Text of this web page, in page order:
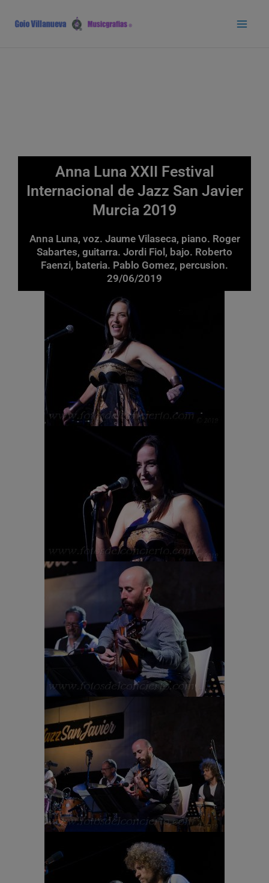
contenido
Anna Luna XXII Festival
Internacional de Jazz San Javier
Murcia 2019
Anna Luna, voz. Jaume Vilaseca, piano. Roger
Sabartes, guitarra. Jordi Fiol, bajo. Roberto
Faenzi, bateria. Pablo Gomez, percusion.
29/06/2019